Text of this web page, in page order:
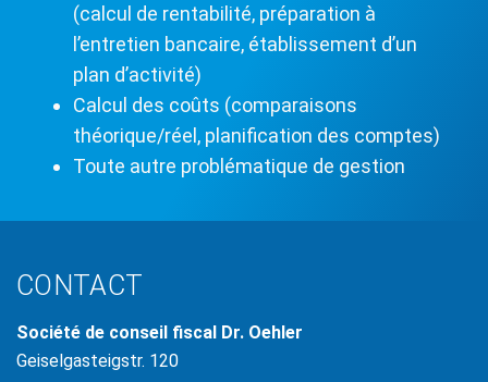
(calcul de rentabilité, préparation à
l’entretien bancaire, établissement d’un
plan d’activité)
Calcul des coûts (comparaisons
théorique/réel, planification des comptes)
Toute autre problématique de gestion
CONTACT
Société de conseil fiscal Dr. Oehler
Geiselgasteigstr. 120